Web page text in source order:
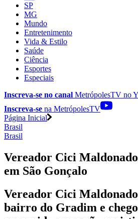
SP
MG
Mundo
Entretenimento
Vida & Estilo
Saúde
Ciência
Esportes
Especiais
Inscreva-se no canal MetrópolesTV no
Inscreva-se na MetrópolesTV
Página Inicial
Brasil
Brasil
Vereador Cici
em São Gonçalo
Vereador Cici
bairro do Gradim e